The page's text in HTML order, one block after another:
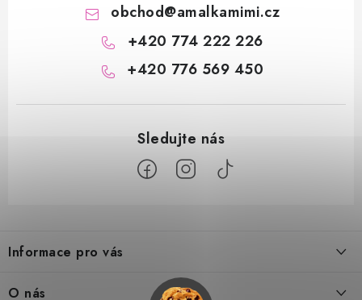
obchod@amalkamimi.cz
+420 774 222 226
+420 776 569 450
p
a
Informace pro vás
O nás